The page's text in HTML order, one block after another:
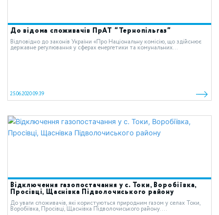
До відома споживачів ПрАТ “Тернопільгаз”
Відповідно до законів України «Про Національну комісію, що здійснює
державне регулювання у сферах енергетики та комунальних...
25.06.2020 09:39
Відключення газопостачання у с. Токи, Воробіївка,
Просівці, Щаснівка Підволочиського району
До уваги споживачів, які користуються природним газом у cелах Токи,
Воробіївка, Просівці, Щаснівка Підволочиського району....